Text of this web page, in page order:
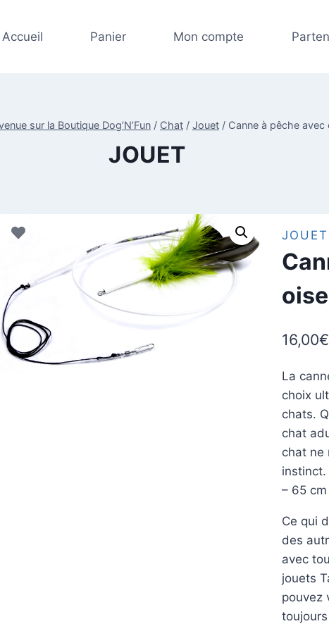
Accueil Panier Mon compte
sur la Boutique Dog’N’Fun / Chat / Jouet / Canne à pêche avec
JOUET
JOUET
16,00€
La
choix
chats.
chat
chat ne
instinct.
– 65 cm
Ce qui
des
avec
jouets
pouvez